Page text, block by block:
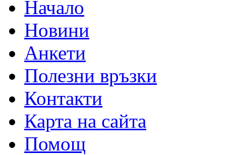
Начало
Новини
Анкети
Полезни връзки
Контакти
Карта на сайта
Помощ